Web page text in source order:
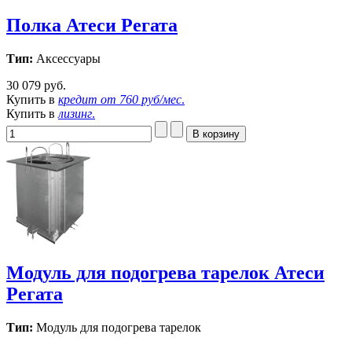
Полка Атеси Регата
Тип: Аксессуары
30 079 руб.
Купить в кредит от 760 руб/мес.
Купить в лизинг.
Модуль для подогрева тарелок Атеси
Регата
Тип: Модуль для подогрева тарелок